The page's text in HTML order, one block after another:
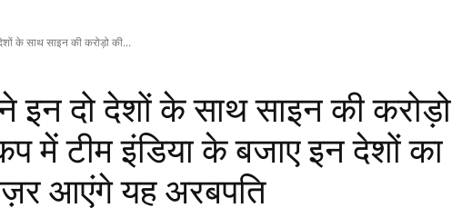
के साथ साइन की करोड़ो की...
इन दो देशों के साथ साइन की करोड़ो
में टीम इंडिया के बजाए इन देशों का
आएंगे यह अरबपति